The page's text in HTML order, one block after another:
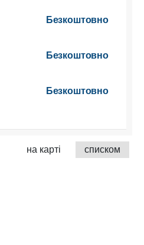
Безкоштовно
Безкоштовно
Безкоштовно
на карті списком